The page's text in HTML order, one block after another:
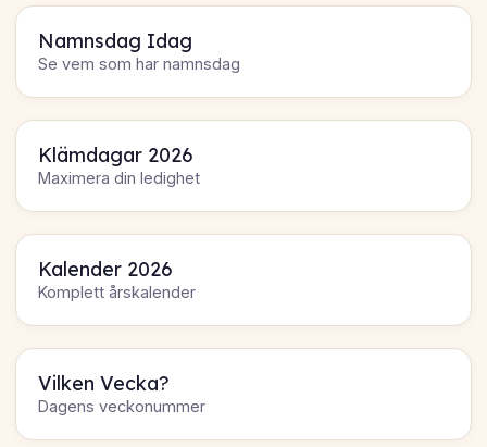
Namnsdag Idag
Se vem som har namnsdag
Klämdagar 2026
Maximera din ledighet
Kalender 2026
Komplett årskalender
Vilken Vecka?
Dagens veckonummer